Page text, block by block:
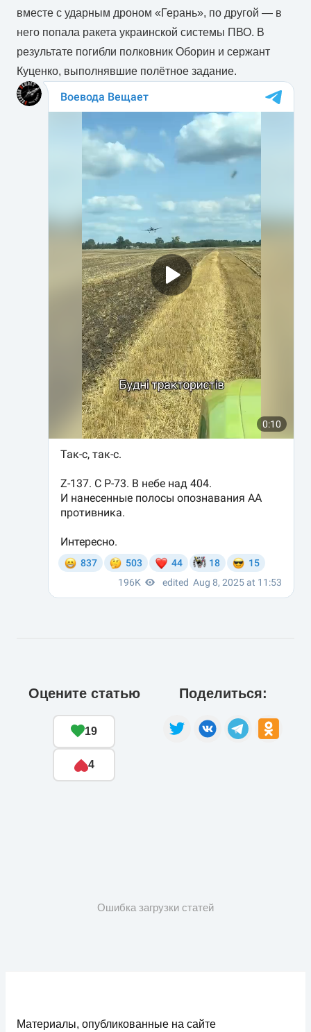
вместе с ударным дроном «Герань», по другой — в
него попала ракета украинской системы ПВО. В
результате погибли полковник Оборин и сержант
Куценко, выполнявшие полётное задание.
Оцените статью
19
4
Поделиться:
Ошибка загрузки статей
Материалы, опубликованные на сайте